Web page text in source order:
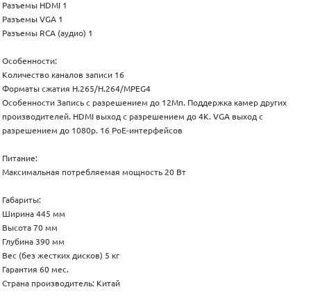
Разъемы HDMI 1
Разъемы VGA 1
Разъемы RCA (аудио) 1
Особенности:
Количество каналов записи 16
Форматы сжатия H.265/H.264/MPEG4
Особенности Запись с разрешением до 12Мп. Поддержка камер других
производителей. HDMI выход с разрешением до 4K. VGA выход с
разрешением до 1080p. 16 PoE-интерфейсов
Питание:
Максимальная потребляемая мощность 20 Вт
Габариты:
Ширина 445 мм
Высота 70 мм
Глубина 390 мм
Вес (без жестких дисков) 5 кг
Гарантия 60 мес.
Страна производитель: Китай